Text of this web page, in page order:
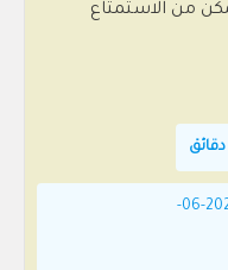
من الاستمتاع
تم تحميل اللعبة وتحديثها بالتاريخ: 2024-06-